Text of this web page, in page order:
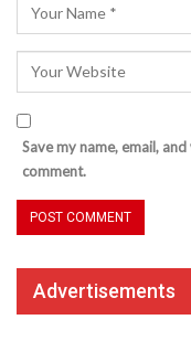
Save my name, email,
comment.
Advertisements